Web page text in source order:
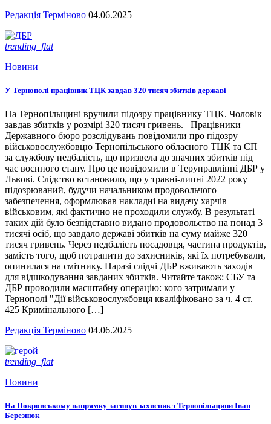
Редакція Терміново 04.06.2025
trending_flat
Новини
У Тернополі працівник ТЦК завдав 320 тисяч збитків державі
На Тернопільщині вручили підозру працівнику ТЦК. Чоловік
завдав збитків у розмірі 320 тисяч гривень. Працівники
Державного бюро розслідувань повідомили про підозру
військовослужбовцю Тернопільського обласного ТЦК та СП
за службову недбалість, що призвела до значних збитків під
час воєнного стану. Про це повідомили в Теруправлінні ДБР у
Львові. Слідство встановило, що у травні-липні 2022 року
підозрюваний, будучи начальником продовольчого
забезпечення, оформлював накладні на видачу харчів
військовим, які фактично не проходили службу. В результаті
таких дій було безпідставно видано продовольство на понад 3
тисячі осіб, що завдало державі збитків на суму майже 320
тисяч гривень. Через недбалість посадовця, частина продуктів,
замість того, щоб потрапити до захисників, які їх потребували,
опинилася на смітнику. Наразі слідчі ДБР вживають заходів
для відшкодування завданих збитків. Читайте також: СБУ та
ДБР проводили масштабну операцію: кого затримали у
Тернополі "Дії військовослужбовця кваліфіковано за ч. 4 ст.
425 Кримінального […]
Редакція Терміново 04.06.2025
trending_flat
Новини
На Покровському напрямку загинув захисник з Тернопільщини Іван
Березнюк